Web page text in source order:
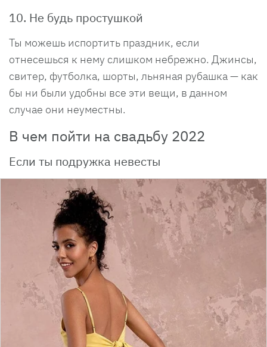
10. Не будь простушкой
Ты можешь испортить праздник, если
отнесешься к нему слишком небрежно. Джинсы,
свитер, футболка, шорты, льняная рубашка — как
бы ни были удобны все эти вещи, в данном
случае они неуместны.
В чем пойти на свадьбу 2022
Если ты подружка невесты